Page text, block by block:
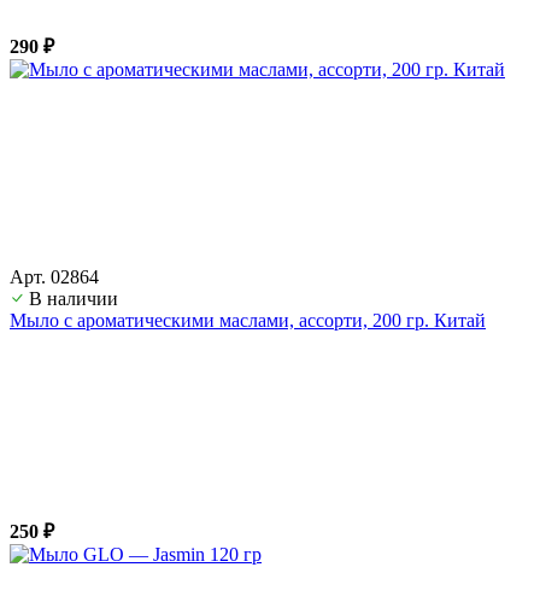
290 ₽
Арт. 02864
В наличии
Мыло с ароматическими маслами, ассорти, 200 гр. Китай
250 ₽